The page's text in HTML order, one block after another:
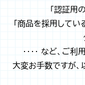
「認証用
「商品を採用して
‥‥ など、ご利用
大変お手数ですが、